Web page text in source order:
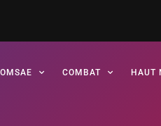
COMBAT HAUT